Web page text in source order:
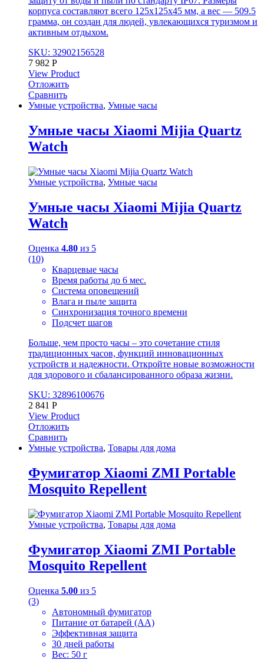
корпуса составляют всего 125x125x45 мм, а вес — 509.5
грамма, он создан для людей, увлекающихся туризмом и
активным отдыхом.
SKU: 32902156528
7 982 Р
View Product
Отложить
Сравнить
Умные устройства, Умные часы
Умные часы Xiaomi Mijia Quartz
Watch
Умные устройства, Умные часы
Умные часы Xiaomi Mijia Quartz
Watch
Оценка 4.80 из 5
(10)
Кварцевые часы
Время работы до 6 мес.
Система оповещений
Влага и пыле защита
Синхронизация точного времени
Подсчет шагов
Больше, чем просто часы – это сочетание стиля
традиционных часов, функций инновационных
устройств и надежности. Откройте новые возможности
для здорового и сбалансированного образа жизни.
SKU: 32896100676
2 841 Р
View Product
Отложить
Сравнить
Умные устройства, Товары для дома
Фумигатор Xiaomi ZMI Portable
Mosquito Repellent
Умные устройства, Товары для дома
Фумигатор Xiaomi ZMI Portable
Mosquito Repellent
Оценка 5.00 из 5
(3)
Автономный фумигатор
Питание от батарей (АА)
Эффективная защита
30 дней работы
Вес: 50 г